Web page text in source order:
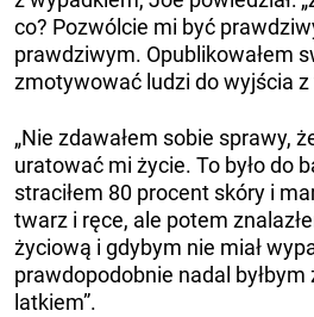
co? Pozwólcie mi być
prawdziwym. Opublikowałem
zmotywować ludzi do wyjścia z
„Nie zdawałem sobie sprawy,
uratować mi życie. To było do
straciłem 80 procent skóry i
twarz i ręce, ale potem
życiową i gdybym nie miał
prawdopodobnie nadal byłbym
latkiem”.